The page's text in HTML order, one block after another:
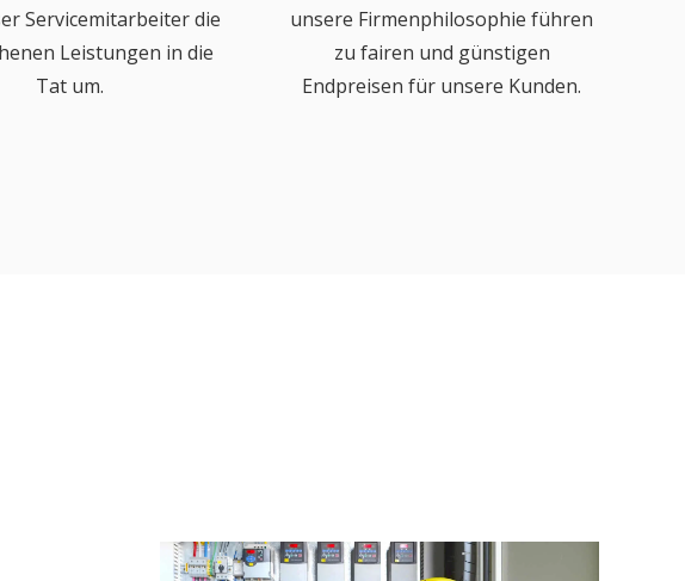
Servicemitarbeiter die
Leistungen in die
Tat um.
unsere Firmenphilosophie führen
zu fairen und günstigen
Endpreisen für unsere Kunden.